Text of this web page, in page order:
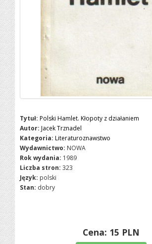
Tytuł: Polski Hamlet. Kłopoty z działaniem
Autor: Jacek Trznadel
Kategoria: Literaturoznawstwo
Wydawnictwo: NOWA
Rok wydania: 1989
Liczba stron: 323
Język: polski
Stan: dobry
Cena: 15 PLN